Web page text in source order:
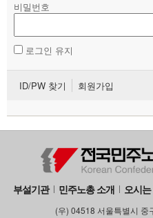
비밀번호
로그인 유지
ID/PW 찾기 회원가입
부설기관 민주노총 소개 오시
(우) 04518 서울특별시 중
자료
부설기관
업무